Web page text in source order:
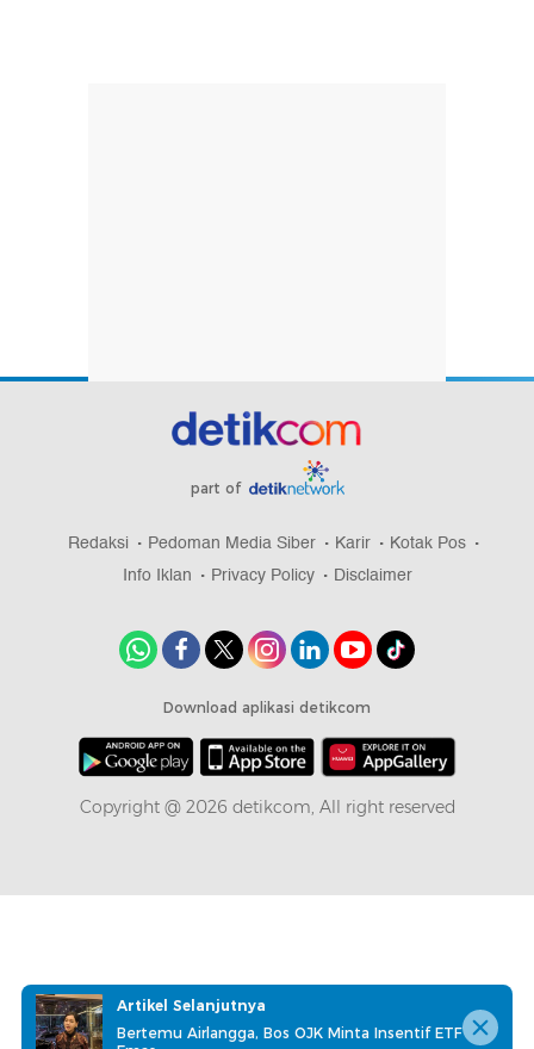
part of
Redaksi Pedoman Media Siber Karir
Kotak Pos
Info Iklan
Privacy Policy Disclaimer
Download aplikasi detikcom
Copyright @ 2026 detikcom, All right reserved
Artikel Selanjutnya
Bertemu Airlangga, Bos OJK Minta Insentif ETF